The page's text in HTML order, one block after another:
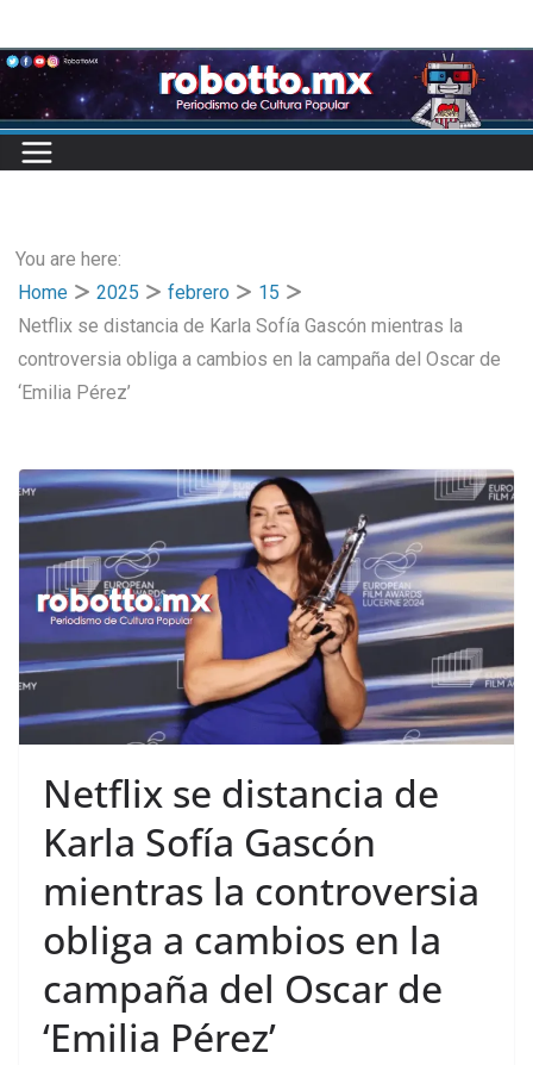
to
content
You are here:
Home
2025 febrero
15
Netflix se distancia de Karla Sofía Gascón mientras la
controversia obliga a cambios en la campaña del Oscar de
‘Emilia Pérez’
Netflix se distancia de
Karla Sofía Gascón
mientras la controversia
obliga a cambios en la
campaña del Oscar de
‘Emilia Pérez’